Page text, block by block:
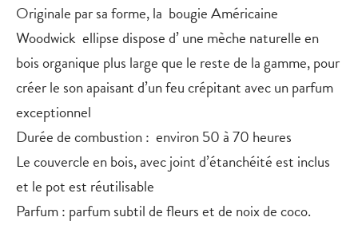
Originale par sa forme, la bougie Américaine
Woodwick ellipsedispose d’ une mèche naturelle en
bois organique plus large que le reste de la gamme, pour
créer le son apaisant d’un feu crépitant avec un parfum
exceptionnel
Durée de combustion : environ 50 à 70 heures
Le couvercle en bois, avec joint d’étanchéité est inclus
et le pot est réutilisable
Parfum: parfum subtil de fleurs et de noix de coco.